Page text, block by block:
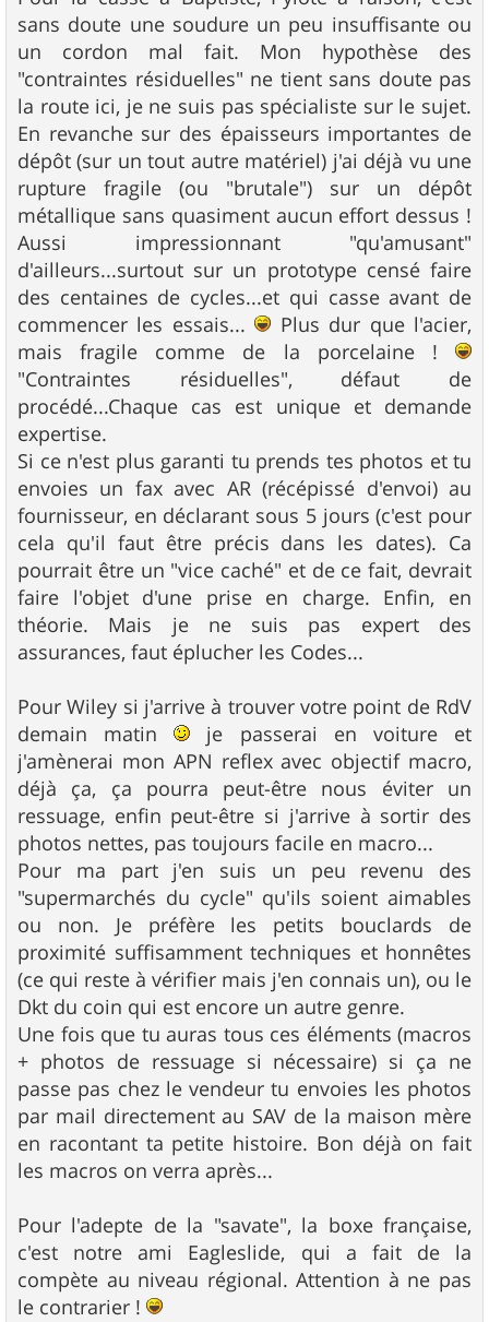
sans doute une soudure un peu insuffisante ou
un cordon mal fait. Mon hypothèse des
"contraintes résiduelles" ne tient sans doute pas
la route ici, je ne suis pas spécialiste sur le sujet.
En revanche sur des épaisseurs importantes de
dépôt (sur un tout autre matériel) j'ai déjà vu une
rupture fragile (ou "brutale") sur un dépôt
métallique sans quasiment aucun effort dessus !
Aussi impressionnant "qu'amusant"
d'ailleurs...surtout sur un prototype censé faire
des centaines de cycles...et qui casse avant de
commencer les essais...
Plus dur que l'acier,
mais fragile comme de la porcelaine !
"Contraintes résiduelles", défaut de
procédé...Chaque cas est unique et demande
expertise.
Si ce n'est plus garanti tu prends tes photos et tu
envoies un fax avec AR (récépissé d'envoi) au
fournisseur, en déclarant sous 5 jours (c'est pour
cela qu'il faut être précis dans les dates). Ca
pourrait être un "vice caché" et de ce fait, devrait
faire l'objet d'une prise en charge. Enfin, en
théorie. Mais je ne suis pas expert des
assurances, faut éplucher les Codes...
Pour Wiley si j'arrive à trouver votre point de RdV
demain matin
je passerai en voiture et
j'amènerai mon APN reflex avec objectif macro,
déjà ça, ça pourra peut-être nous éviter un
ressuage, enfin peut-être si j'arrive à sortir des
photos nettes, pas toujours facile en macro...
Pour ma part j'en suis un peu revenu des
"supermarchés du cycle" qu'ils soient aimables
ou non. Je préfère les petits bouclards de
proximité suffisamment techniques et honnêtes
(ce qui reste à vérifier mais j'en connais un), ou le
Dkt du coin qui est encore un autre genre.
Une fois que tu auras tous ces éléments (macros
+ photos de ressuage si nécessaire) si ça ne
passe pas chez le vendeur tu envoies les photos
par mail directement au SAV de la maison mère
en racontant ta petite histoire. Bon déjà on fait
les macros on verra après...
Pour l'adepte de la "savate", la boxe française,
c'est notre ami Eagleslide, qui a fait de la
compète au niveau régional. Attention à ne pas
le contrarier !